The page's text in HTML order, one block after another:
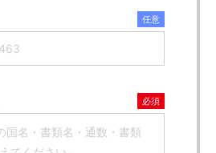
任意
必須